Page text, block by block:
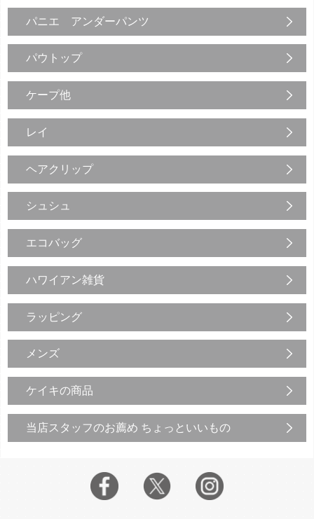
パニエ アンダーパンツ
パウトップ
ケープ他
レイ
ヘアクリップ
シュシュ
エコバッグ
ハワイアン雑貨
ラッピング
メンズ
ケイキの商品
当店スタッフのお薦め ちょっといいもの